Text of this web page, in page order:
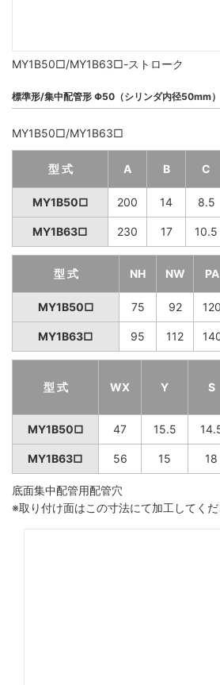
MY1B50□/MY1B63□-ストローク
標準形/集中配管形 Φ50（シリンダ内径50mm
MY1B50□/MY1B63□
型 式 A B C
MY1B50□ 200 14 8.5
MY1B63□ 230 17 10.5
型 式 NH NW PA
MY1B50□ 75 92 120
MY1B63□ 95 112
型 式 WX Y S
MY1B50□ 47 15.5
MY1B63□ 56 15 18
底面集中配管用配管穴
※取り付け面はこの寸法にて加工してくだ